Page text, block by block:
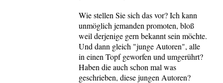
Wie stellen Sie sich das vor? Ich kann
unmöglich jemanden promoten, bloß
weil derjenige gern bekannt sein möchte.
Und dann gleich "junge Autoren", alle
in einen Topf geworfen und umgerührt?
Haben die auch schon mal was
geschrieben, diese jungen Autoren?